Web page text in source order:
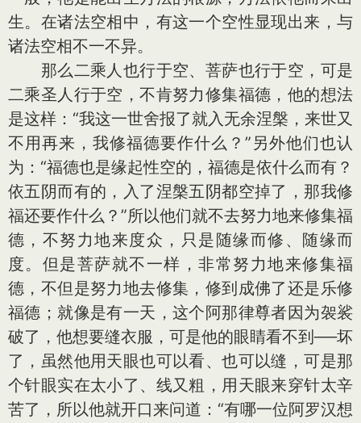
生。在诸法空相中，有这一个空性显现出来，与
诸法空相不一不异。
那么二乘人也行于空、菩萨也行于空，可是
二乘圣人行于空，不肯努力修集福德，他的想法
是这样：“我这一世舍报了就入无余涅槃，来世又
不用再来，我修福德要作什么？”另外他们也认
为：“福德也是缘起性空的，福德是依什么而有？
依五阴而有的，入了涅槃五阴都空掉了，那我修
福还要作什么？”所以他们就不去努力地来修集福
德，不努力地来度众，只是随缘而修、随缘而
度。但是菩萨就不一样，非常努力地来修集福
德，不但是努力地去修集，修到成佛了还是乐修
福德；就像是有一天，这个阿那律尊者因为袈裟
破了，他想要缝衣服，可是他的眼睛看不到──坏
了，虽然他用天眼也可以看、也可以缝，可是那
个针眼实在太小了、线又粗，用天眼来穿针太辛
苦了，所以他就开口来问道：“有哪一位阿罗汉想